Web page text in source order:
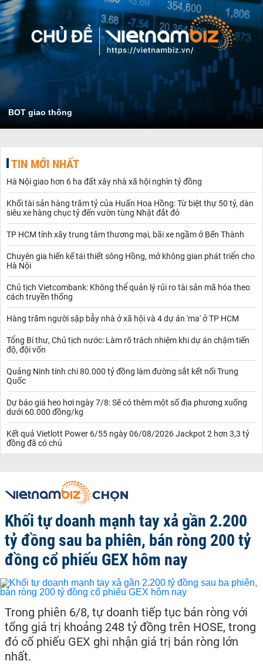
BOT giao thông
TIN MỚI NHẤT
Hà Nội giao hơn 6 ha đất xây nhà xã hội nghìn tỷ đồng
Khối tài sản hàng trăm tỷ của Huấn Hoa Hồng: Từ biệt thự 50 tỷ, dàn
siêu xe hàng chục tỷ đến vườn tùng Nhật đắt đỏ
TP HCM tính xây trung tâm thương mại, bãi xe ngầm ở Bến Thành
Chuyên gia hiến kế tái thiết sông Hồng, mở không gian phát triển cho
Hà Nội
Chủ tịch Vietcombank: Không thể quản lý rủi ro tài sản mã hóa theo
cách truyền thống
Hàng trăm người sập bẫy nhà ở xã hội và 4 dự án 'ma' ở TP HCM
Tổng Bí thư, Chủ tịch nước: Làm rõ trách nhiệm khi dự án chậm tiến
độ, đội vốn
Quảng Ninh tính chi 80.000 tỷ đồng làm đường sắt kết nối Trung
Quốc
Dự báo giá heo hơi ngày 7/8: Sẽ có thêm một số địa phương xuống
dưới 60.000 đồng/kg
Kết quả Vietlott Power 6/55 ngày 06/08/2026 Jackpot 2 hơn 3,3 tỷ
đồng đã có chủ
Khối tự doanh mạnh tay xả gần 2.200
tỷ đồng sau ba phiên, bán ròng 200 tỷ
đồng cổ phiếu GEX hôm nay
Trong phiên 6/8, tự doanh tiếp tục bán ròng với
tổng giá trị khoảng 248 tỷ đồng trên HOSE, trong
đó cổ phiếu GEX ghi nhận giá trị bán ròng lớn
nhất.